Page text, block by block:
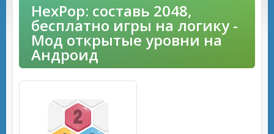
HexPop: составь 2048,
бесплатно игры на логику -
Мод открытые уровни на
Андроид